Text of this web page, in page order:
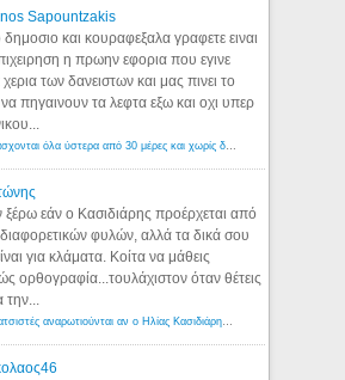
Sapountzakis
δημοσιο και κουραφεξαλα γραφετε ειναι
η πρωην εφορια που εγινε
των δανειστων και μας πινει το
να πηγαινουν τα λεφτα εξω και οχι υπερ
Εφορία: Κατάσχονται όλα ύστερα από 30 μέρες και χωρίς δικαστικές αποφάσεις - Λόγιος Ερμής
ξέρω εάν ο Κασιδιάρης προέρχεται από
φυλών, αλλά τα δικά σου
για κλάματα. Κοίτα να μάθεις
ορθογραφία...τουλάχιστον όταν θέτεις
την...
Αμερικανοί ρατσιστές αναρωτιούνται αν ο Ηλίας Κασιδιάρης ανήκει στη λευκή φυλή... - Λόγιος Ερμής